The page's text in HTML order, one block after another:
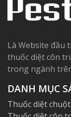
Là Website đầu
thuốc diệt côn
trong ngành
DANH MỤC
Thuốc diệt chuột